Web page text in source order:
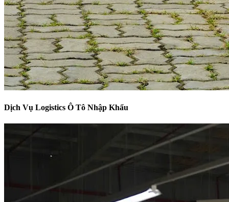
Dịch Vụ Logistics Ô Tô Nhập Khẩu